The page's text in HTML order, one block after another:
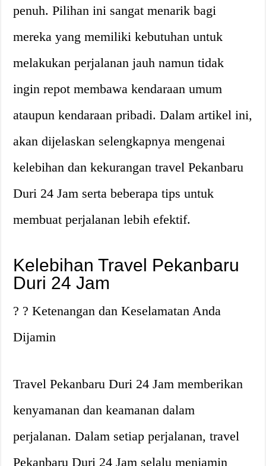
penuh. Pilihan ini sangat menarik bagi
mereka yang memiliki kebutuhan untuk
melakukan perjalanan jauh namun tidak
ingin repot membawa kendaraan umum
ataupun kendaraan pribadi. Dalam artikel ini,
akan dijelaskan selengkapnya mengenai
kelebihan dan kekurangan travel Pekanbaru
Duri 24 Jam serta beberapa tips untuk
membuat perjalanan lebih efektif.
Kelebihan Travel Pekanbaru
Duri 24 Jam
? ? Ketenangan dan Keselamatan Anda
Dijamin
Travel Pekanbaru Duri 24 Jam memberikan
kenyamanan dan keamanan dalam
perjalanan. Dalam setiap perjalanan, travel
Pekanbaru Duri 24 Jam selalu menjamin